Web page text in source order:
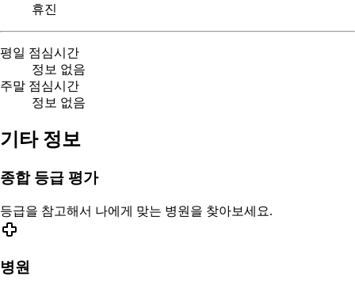
휴진
평일 점심시간
정보 없음
주말 점심시간
정보 없음
기타 정보
종합 등급 평가
등급을 참고해서 나에게 맞는 병원을 찾아보세요.
병원